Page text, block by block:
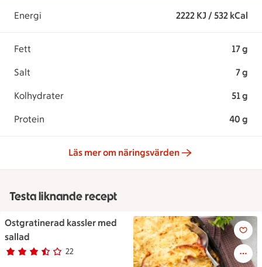
Energi 2222 KJ / 532 kCal
Fett 17 g
Salt 7 g
Kolhydrater 51 g
Protein 40 g
Läs mer om näringsvärden
Testa liknande recept
Ostgratinerad kassler med
sallad
Betyg 3.4 av 5. 22
22 personer har röstat
Ostgratinerad kassler med